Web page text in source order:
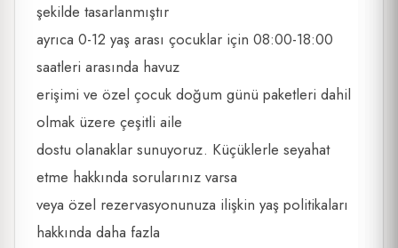
şekilde tasarlanmıştır
ayrıca 0-12 yaş arası çocuklar için 08:00-18:00
saatleri arasında havuz
erişimi ve özel çocuk doğum günü paketleri dahil
olmak üzere çeşitli aile
dostu olanaklar sunuyoruz. Küçüklerle seyahat
etme hakkında sorularınız varsa
veya özel rezervasyonunuza ilişkin yaş politikaları
hakkında daha fazla